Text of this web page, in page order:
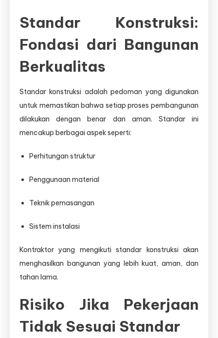
Standar Konstruksi:
Fondasi dari Bangunan
Berkualitas
Standar konstruksi adalah pedoman yang digunakan
untuk memastikan bahwa setiap proses pembangunan
dilakukan dengan benar dan aman. Standar ini
mencakup berbagai aspek seperti:
Perhitungan struktur
Penggunaan material
Teknik pemasangan
Sistem instalasi
Kontraktor yang mengikuti standar konstruksi akan
menghasilkan bangunan yang lebih kuat, aman, dan
tahan lama.
Risiko Jika Pekerjaan
Tidak Sesuai Standar